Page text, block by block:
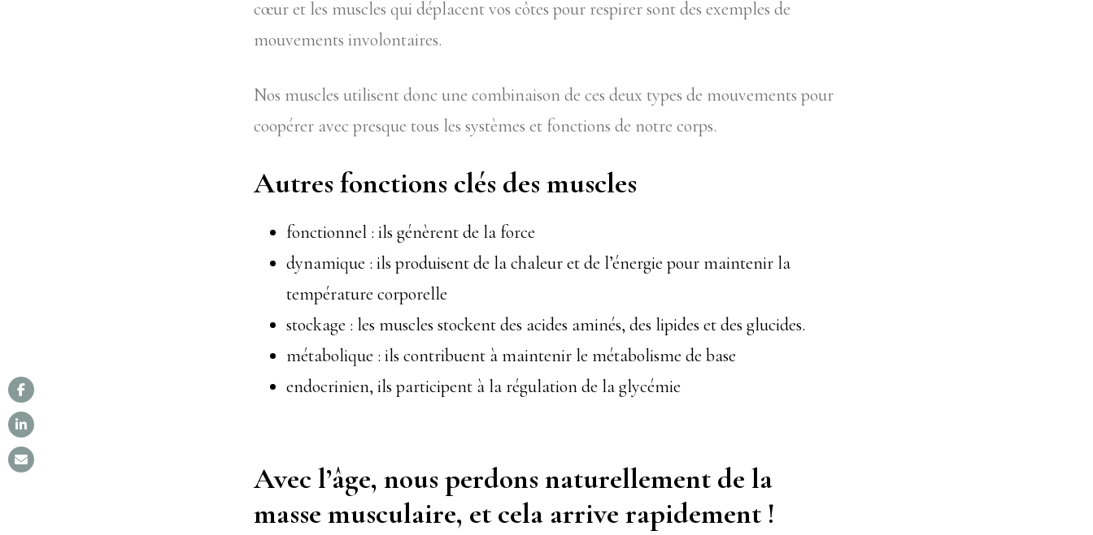
cœur et les muscles qui déplacent vos côtes pour respirer sont des exemples de
mouvements involontaires.
Nos muscles utilisent donc une combinaison de ces deux types de mouvements pour
coopérer avec presque tous les systèmes et fonctions de notre corps.
Autres fonctions clés des muscles
fonctionnel : ils génèrent de la force
dynamique : ils produisent de la chaleur et de l’énergie pour maintenir la
température corporelle
stockage : les muscles stockent des acides aminés, des lipides et des glucides.
métabolique : ils contribuent à maintenir le métabolisme de base
endocrinien, ils participent à la régulation de la glycémie
Avec l’âge, nous perdons naturellement de la
masse musculaire, et cela arrive rapidement !